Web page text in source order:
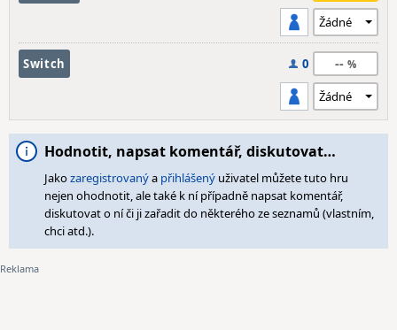
Switch 0 --
Hodnotit, napsat komentář, diskutovat…
Jakozaregistrovanýa přihlášený uživatel můžete tuto hru
nejen ohodnotit, ale také k ní případně napsat komentář,
diskutovat o ní či ji zařadit do některého ze seznamů (vlastním,
chci atd.).